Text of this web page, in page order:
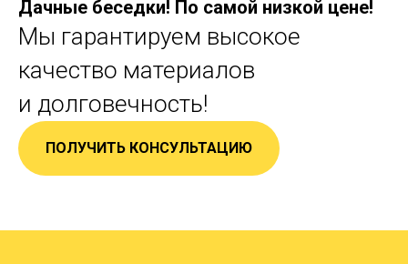
Дачные беседки! По самой низкой цене!
Мы гарантируем высокое
качество материалов
и долговечность!
ПОЛУЧИТЬ КОНСУЛЬТАЦИЮ